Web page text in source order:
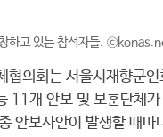
하고 있는 참석자들.
협의회는 서울시재향군
11개 안보 및 보훈단체
안보사안이 발생할 때마